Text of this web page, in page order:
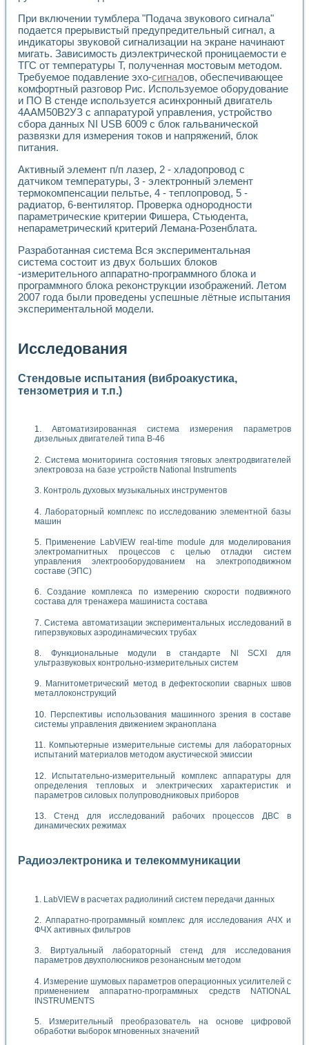
При включении тумблера "Подача звукового сигнала"
подается прерывистый предупредительный сигнал, а
индикаторы звуковой сигнализации на экране начинают
мигать. Зависимость диэлектрической проницаемости е
ТГС от температуры Т, полученная мостовым методом.
Требуемое подавление эхо-сигналов, обеспечивающее
комфортный разговор Рис. Используемое оборудование
и ПО В стенде используется асинхронный двигатель
4ААМ50В2УЗ с аппаратурой управления, устройство
сбора данных NI USB 6009 с блок гальванической
развязки для измерения токов и напряжений, блок
питания.
Активный элемент п/п лазер, 2 - хладопровод с
датчиком температуры, 3 - электронный элемент
термокомпенсации пельтье, 4 - теплопровод, 5 -
радиатор, 6-вентилятор. Проверка однородности
параметрические критерии Фишера, Стьюдента,
непараметрический критерий Лемана-Розенблата.
Разработанная система Вся экспериментальная
система состоит из двух больших блоков
-измерительного аппаратно-программного блока и
программного блока реконструкции изображений. Летом
2007 года были проведены успешные лётные испытания
экспериментальной модели.
Исследования
Стендовые испытания (виброакустика,
тензометрия и т.п.)
Автоматизированная система измерения параметров
дизельных двигателей типа В-46
Система мониторинга состояния тяговых электродвигателей
электровоза на базе устройств National Instruments
Контроль духовых музыкальных инструментов
Лабораторный комплекс по исследованию элементной базы
машин
Применение LabVIEW real-time module для моделирования
электромагнитных процессов с целью отладки систем
управления электрооборудованием на электроподвижном
составе (ЭПС)
Создание комплекса по измерению скорости подвижного
состава для тренажера машиниста состава
Система автоматизации экспериментальных исследований в
гиперзвуковых аэродинамических трубах
Функциональные модули в стандарте Nl SCXI для
ультразвуковых контрольно-измерительных систем
Магнитометрический метод в дефектоскопии сварных швов
металлоконструкций
Перспективы использования машинного зрения в составе
системы управления движением экраноплана
Компьютерные измерительные системы для лабораторных
испытаний материалов методом акустической эмиссии
Испытательно-измерительный комплекс аппаратуры для
определения тепловых и электрических характеристик и
параметров силовых полупроводниковых приборов
Стенд для исследований рабочих процессов ДВС в
динамических режимах
Радиоэлектроника и телекоммуникации
LabVIEW в расчетах радиолиний систем передачи данных
Аппаратно-программный комплекс для исследования АЧХ и
ФЧХ активных фильтров
Виртуальный лабораторный стенд для исследования
параметров двухполюсников резонансным методом
Измерение шумовых параметров операционных усилителей с
применением аппаратно-программных средств NATIONAL
INSTRUMENTS
Измерительный преобразователь на основе цифровой
обработки выборок мгновенных значений